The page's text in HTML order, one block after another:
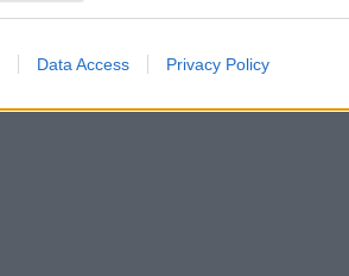
Data Access Privacy Policy